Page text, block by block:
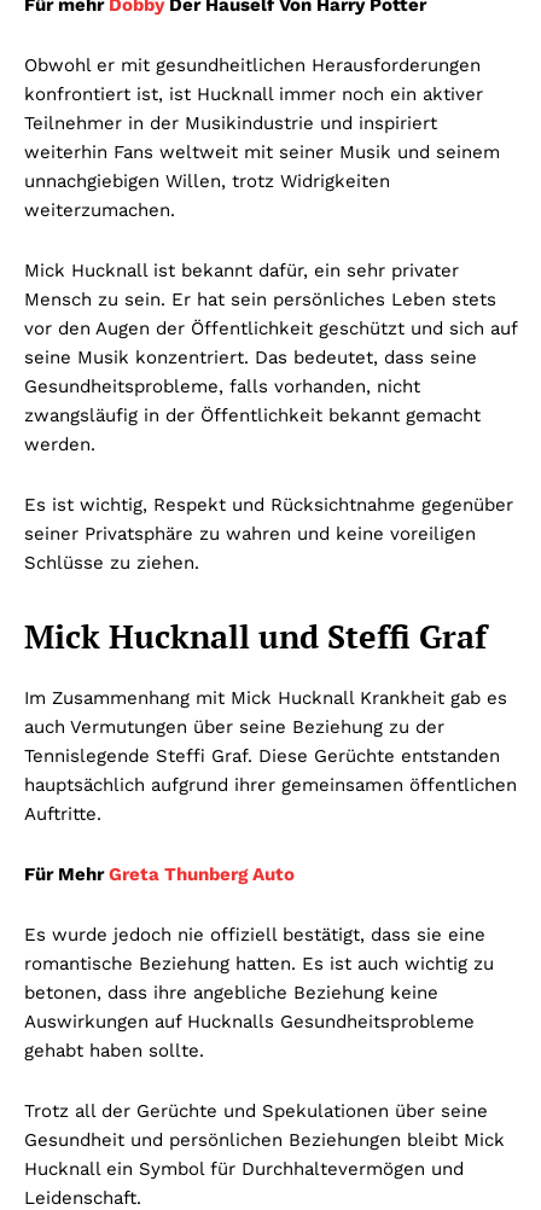
Für mehr DobbyDer Hauself Von Harry Potter
Obwohl er mit gesundheitlichen Herausforderungen
konfrontiert ist, ist Hucknall immer noch ein aktiver
Teilnehmer in der Musikindustrie und inspiriert
weiterhin Fans weltweit mit seiner Musik und seinem
unnachgiebigen Willen, trotz Widrigkeiten
weiterzumachen.
Mick Hucknall ist bekannt dafür, ein sehr privater
Mensch zu sein. Er hat sein persönliches Leben stets
vor den Augen der Öffentlichkeit geschützt und sich auf
seine Musik konzentriert. Das bedeutet, dass seine
Gesundheitsprobleme, falls vorhanden, nicht
zwangsläufig in der Öffentlichkeit bekannt gemacht
werden.
Es ist wichtig, Respekt und Rücksichtnahme gegenüber
seiner Privatsphäre zu wahren und keine voreiligen
Schlüsse zu ziehen.
Mick Hucknall und Steffi Graf
Im Zusammenhang mit Mick Hucknall Krankheit gab es
auch Vermutungen über seine Beziehung zu der
Tennislegende Steffi Graf. Diese Gerüchte entstanden
hauptsächlich aufgrund ihrer gemeinsamen öffentlichen
Auftritte.
Für MehrGreta Thunberg Auto
Es wurde jedoch nie offiziell bestätigt, dass sie eine
romantische Beziehung hatten. Es ist auch wichtig zu
betonen, dass ihre angebliche Beziehung keine
Auswirkungen auf Hucknalls Gesundheitsprobleme
gehabt haben sollte.
Trotz all der Gerüchte und Spekulationen über seine
Gesundheit und persönlichen Beziehungen bleibt Mick
Hucknall ein Symbol für Durchhaltevermögen und
Leidenschaft.